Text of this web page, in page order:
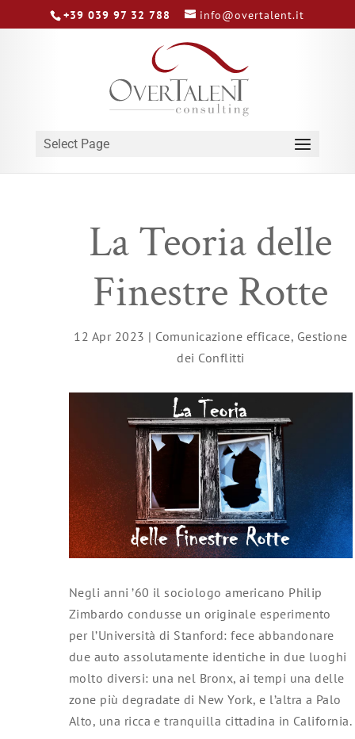
+39 039 97 32 788 info@overtalent.it
Select Page
La Teoria delle
Finestre Rotte
12 Apr 2023 | Comunicazione efficace, Gestione
dei Conflitti
Negli anni ’60 il sociologo americano Philip
Zimbardo condusse un originale esperimento
per l’Università di Stanford: fece abbandonare
due auto assolutamente identiche in due luoghi
molto diversi: una nel Bronx, ai tempi una delle
zone più degradate di New York, e l’altra a Palo
Alto, una ricca e tranquilla cittadina in California.